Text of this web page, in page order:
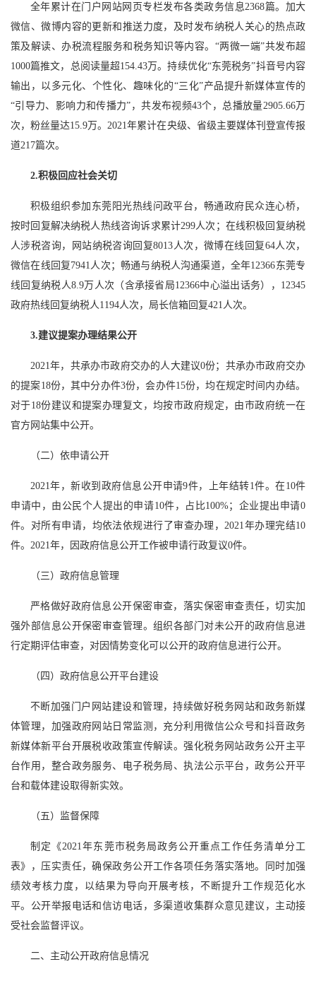
全年累计在门户网站网页专栏发布各类政务信息2368篇。 加大
微信、微博内容的更新和推送力度，及时发布纳税人关心的热点政
策及解读、办税流程服务和税务知识等内容。 “两微一端”共发布超
1000篇推文，总阅读量超154.43万。持续优化“东莞税务”抖音号内容
输出，以多元化、个性化、趣味化的“三化”产品提升新媒体宣传的
“引导力、影响力和传播力”，共发布视频43个，总播放量2905.66万
次，粉丝量达15.9万。2021年累计在央级、省级主要媒体刊登宣传报
道217篇次。
2.积极回应社会关切
积极组织参加东莞阳光热线问政平台，畅通政府民众连心桥，
按时回复解决纳税人热线咨询诉求累计299人次；在线积极回复纳税
人涉税咨询，网站纳税咨询回复8013人次，微博在线回复64人次，
微信在线回复7941人次；畅通与纳税人沟通渠道，全年12366东莞专
线回复纳税人8.9万人次（含承接省局12366中心溢出话务），12345
政府热线回复纳税人1194人次，局长信箱回复421人次。
3.建议提案办理结果公开
2021年，共承办市政府交办的人大建议0份；共承办市政府交办
的提案18份，其中分办件3份，会办件15份，均在规定时间内办结。
对于18份建议和提案办理复文，均按市政府规定，由市政府统一在
官方网站集中公开。
（二）依申请公开
2021年，新收到政府信息公开申请9件，上年结转1件。在10件
申请中，由公民个人提出的申请10件，占比100%；企业提出申请0
件。对所有申请，均依法依规进行了审查办理，2021年办理完结10
件。 2021年，因政府信息公开工作被申请行政复议0件。
（三）政府信息管理
严格做好政府信息公开保密审查，落实保密审查责任，切实加
强外部信息公开保密审查管理。组织各部门对未公开的政府信息进
行定期评估审查，对因情势变化可以公开的政府信息进行公开。
（四）政府信息公开平台建设
不断加强门户网站建设和管理，持续做好税务网站和政务新媒
体管理，加强政府网站日常监测，充分利用微信公众号和抖音政务
新媒体新平台开展税收政策宣传解读。强化税务网站政务公开主平
台作用，整合政务服务、电子税务局、执法公示平台，政务公开平
台和载体建设取得新实效。
（五）监督保障
制定《2021年东莞市税务局政务公开重点工作任务清单分工
表》，压实责任，确保政务公开工作各项任务落实落地。
同时加强
绩效考核力度 ， 以结果为导向开展考核，不断提升工作规范化水
平。公开举报电话和信访电话，多渠道收集群众意见建议，主动接
受社会监督评议。
二、主动公开政府信息情况